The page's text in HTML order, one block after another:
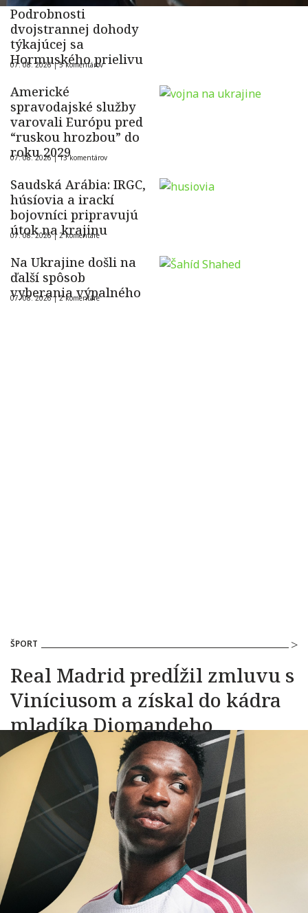
Podrobnosti
dvojstrannej dohody
týkajúcej sa
Hormuského prielivu
07. 08. 2026 |5 komentárov
Americké
spravodajské služby
varovali Európu pred
“ruskou hrozbou” do
roku 2029
07. 08. 2026 |13 komentárov
Saudská Arábia: IRGC,
húsíovia a irackí
bojovníci pripravujú
útok na krajinu
07. 08. 2026 |2 komentáre
Na Ukrajine došli na
ďalší spôsob
vyberania výpalného
07. 08. 2026 |2 komentáre
ŠPORT